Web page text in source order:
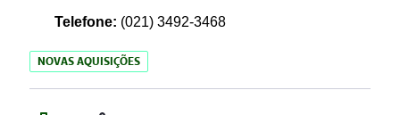
Telefone: (021) 3492-3468
NOVAS AQUISIÇÕES